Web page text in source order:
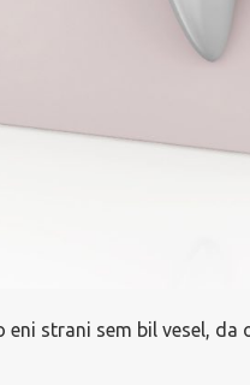
strani sem bil vesel,